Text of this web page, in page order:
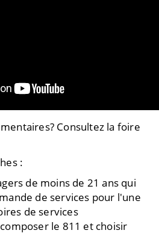
Consultez la foire
:
de moins de 21 ans qui
de services pour l'une
de services
le 811 et choisir